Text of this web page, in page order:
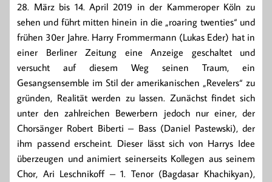
28. März bis 14. April 2019 in der Kammeroper Köln zu
sehen und führt mitten hinein in die „roaring twenties“ und
frühen 30er Jahre. Harry Frommermann (Lukas Eder) hat in
einer Berliner Zeitung eine Anzeige geschaltet und
versucht auf diesem Weg seinen Traum, ein
Gesangsensemble im Stil der amerikanischen „Revelers“ zu
gründen, Realität werden zu lassen. Zunächst findet sich
unter den zahlreichen Bewerbern jedoch nur einer, der
Chorsänger Robert Biberti – Bass (Daniel Pastewski), der
ihm passend erscheint. Dieser lässt sich von Harrys Idee
überzeugen und animiert seinerseits Kollegen aus seinem
Chor, Ari Leschnikoff – 1. Tenor (Bagdasar Khachikyan),